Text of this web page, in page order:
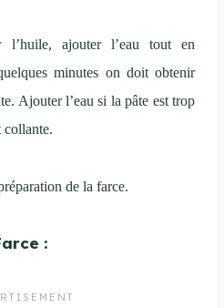
ajouter l’eau tout en
minutes on doit obtenir
Ajouter l’eau si la pâte est trop
collante.
de la farce.
: